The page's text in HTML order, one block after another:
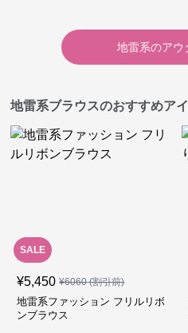
地雷系のアウ
地雷系ブラウスのおすすめア
SALE
¥5,450 ¥6060(割引前)
地雷系ファッション フリルリボ
ンブラウス